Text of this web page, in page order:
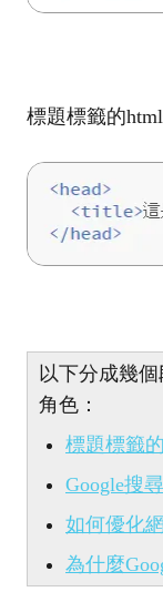
標題標籤的
以下分成幾
角色：
標題標籤
Google搜
如何優化
為什麼